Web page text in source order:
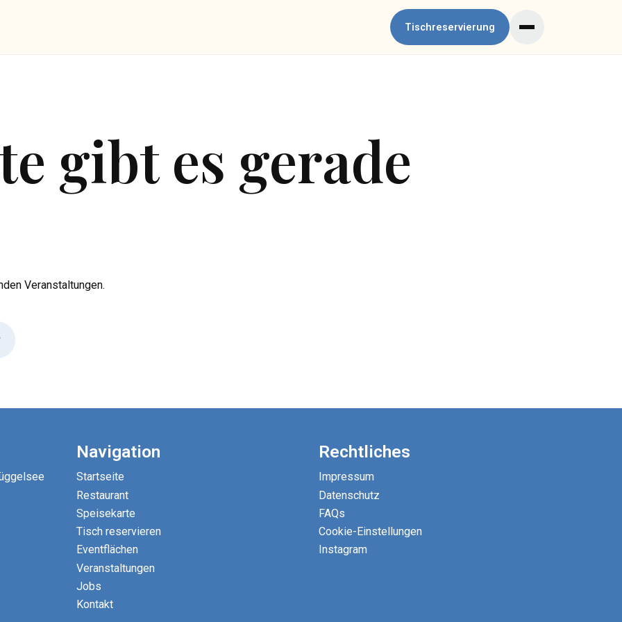
Tischreservierung
gibt es gerade
Veranstaltungen.
Navigation
Startseite
Restaurant
Speisekarte
Tisch reservieren
Eventflächen
Veranstaltungen
Jobs
Kontakt
Rechtliches
Impressum
Datenschutz
FAQs
Cookie-Einstellungen
Instagram